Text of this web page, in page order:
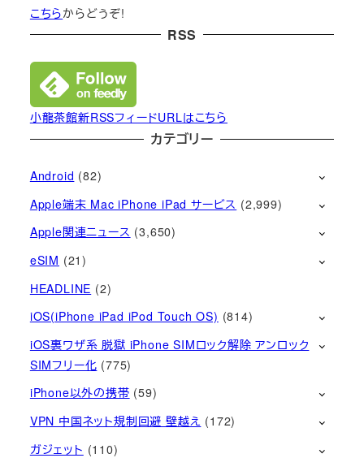
こちらからどうぞ!
RSS
小龍茶館新RSSフィードURLはこちら
カテゴリー
Android (82)
Apple端末 Mac iPhone iPad サービス (2,999)
Apple関連ニュース (3,650)
eSIM (21)
HEADLINE (2)
iOS(iPhone iPad iPod Touch OS) (814)
iOS裏ワザ系 脱獄 iPhone SIMロック解除 アンロック
SIMフリー化 (775)
iPhone以外の携帯 (59)
VPN 中国ネット規制回避 壁越え (172)
ガジェット (110)